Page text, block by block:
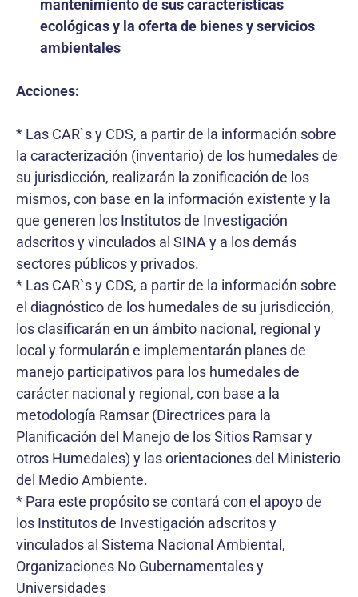
mantenimiento de sus características
ecológicas y la oferta de bienes y servicios
ambientales
Acciones:
* Las CAR`s y CDS, a partir de la información sobre
la caracterización (inventario) de los humedales de
su jurisdicción, realizarán la zonificación de los
mismos, con base en la información existente y la
que generen los Institutos de Investigación
adscritos y vinculados al SINA y a los demás
sectores públicos y privados.
* Las CAR`s y CDS, a partir de la información sobre
el diagnóstico de los humedales de su jurisdicción,
los clasificarán en un ámbito nacional, regional y
local y formularán e implementarán planes de
manejo participativos para los humedales de
carácter nacional y regional, con base a la
metodología Ramsar (Directrices para la
Planificación del Manejo de los Sitios Ramsar y
otros Humedales) y las orientaciones del Ministerio
del Medio Ambiente.
* Para este propósito se contará con el apoyo de
los Institutos de Investigación adscritos y
vinculados al Sistema Nacional Ambiental,
Organizaciones No Gubernamentales y
Universidades